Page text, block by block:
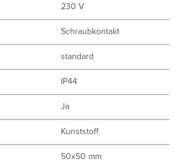
230 V
Schraubkontakt
standard
IP44
Ja
Kunststoff
50x50 mm